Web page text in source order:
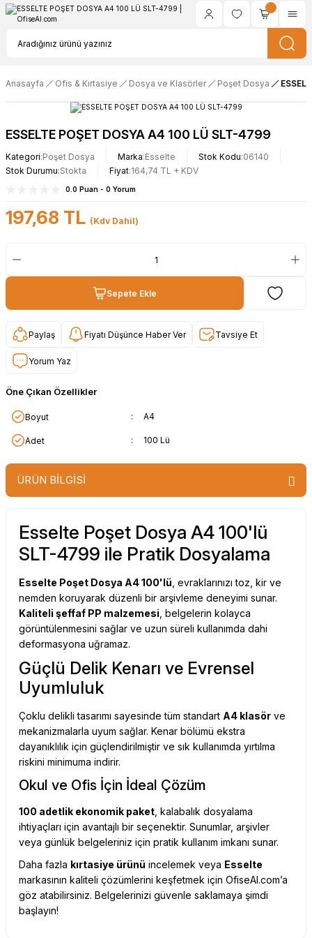
Anasayfa Ofis & Kırtasiye Dosya ve Klasörler Poşet Dosya
ESSELTE POŞET DOSYA A4 100 LÜ SLT-4799
Kategori Poşet Dosya Marka Esselte Stok Kodu 06140
Stok Durumu Stokta Fiyat 164,74 TL + KDV
0.0 Puan - 0 Yorum
197,68 TL (Kdv Dahil)
Sepete Ekle
Paylaş Fiyatı Düşünce Haber Ver Tavsiye Et
Yorum Yaz
Öne Çıkan Özellikler
Boyut : A4
Adet : 100 Lü
ÜRÜN BİLGİSİ
Esselte Poşet Dosya A4 100'lü
SLT-4799 ile Pratik Dosyalama
Esselte Poşet Dosya A4 100'lü , evraklarınızı toz, kir ve
nemden koruyarak düzenli bir arşivleme deneyimi sunar.
Kaliteli şeffaf PP malzemesi , belgelerin kolayca
görüntülenmesini sağlar ve uzun süreli kullanımda dahi
deformasyona uğramaz.
Güçlü Delik Kenarı ve Evrensel
Uyumluluk
Çoklu delikli tasarımı sayesinde tüm standart A4 klasör ve
mekanizmalarla uyum sağlar. Kenar bölümü ekstra
dayanıklılık için güçlendirilmiştir ve sık kullanımda yırtılma
riskini minimuma indirir.
Okul ve Ofis İçin İdeal Çözüm
100 adetlik ekonomik paket , kalabalık dosyalama
ihtiyaçları için avantajlı bir seçenektir. Sunumlar, arşivler
veya günlük belgeleriniz için pratik kullanım imkanı sunar.
Daha fazla kırtasiye ürünü incelemek veya Esselte
markasının kaliteli çözümlerini keşfetmek için OfiseAl.com’a
göz atabilirsiniz. Belgelerinizi güvenle saklamaya şimdi
başlayın!